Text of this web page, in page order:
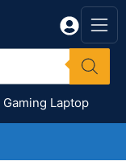
Gaming Laptop